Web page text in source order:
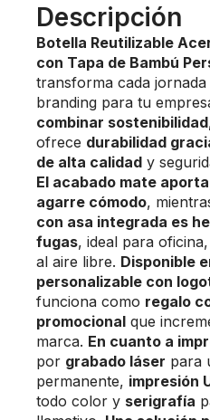
Descripción
Botella Reutilizable
con Tapa de Bambú
transforma cada
branding para tu
combinar
ofrece durabilidad
de alta calidad y
El acabado mate
agarre cómodo,
con asa integrada es
fugas, ideal para
al aire libre. Disponible
personalizable con
funciona como regalo
promocional que
marca. En cuanto a
por grabado láser para
permanente, impresión
todo color y serigrafía